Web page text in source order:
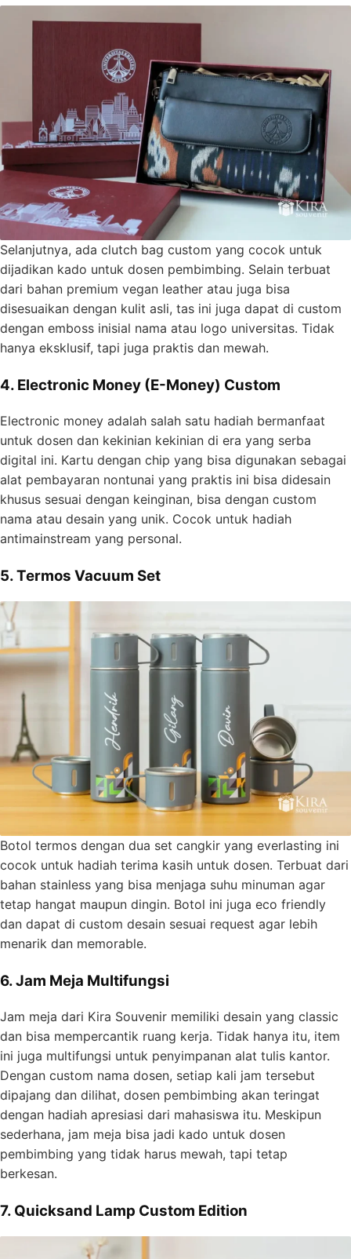
Selanjutnya, ada clutch bag custom yang cocok untuk
dijadikan kado untuk dosen pembimbing. Selain terbuat
dari bahan premium vegan leather atau juga bisa
disesuaikan dengan kulit asli, tas ini juga dapat di custom
dengan emboss inisial nama atau logo universitas. Tidak
hanya eksklusif, tapi juga praktis dan mewah.
4. Electronic Money (E-Money) Custom
Electronic money adalah salah satu hadiah bermanfaat
untuk dosen dan kekinian kekinian di era yang serba
digital ini. Kartu dengan chip yang bisa digunakan sebagai
alat pembayaran nontunai yang praktis ini bisa didesain
khusus sesuai dengan keinginan, bisa dengan custom
nama atau desain yang unik. Cocok untuk hadiah
antimainstream yang personal.
5. Termos Vacuum Set
Botol termos dengan dua set cangkir yang everlasting ini
cocok untuk hadiah terima kasih untuk dosen. Terbuat dari
bahan stainless yang bisa menjaga suhu minuman agar
tetap hangat maupun dingin. Botol ini juga eco friendly
dan dapat di custom desain sesuai request agar lebih
menarik dan memorable.
6. Jam Meja Multifungsi
Jam meja dari Kira Souvenir memiliki desain yang classic
dan bisa mempercantik ruang kerja. Tidak hanya itu, item
ini juga multifungsi untuk penyimpanan alat tulis kantor.
Dengan custom nama dosen, setiap kali jam tersebut
dipajang dan dilihat, dosen pembimbing akan teringat
dengan hadiah apresiasi dari mahasiswa itu. Meskipun
sederhana, jam meja bisa jadi kado untuk dosen
pembimbing yang tidak harus mewah, tapi tetap
berkesan.
7. Quicksand Lamp Custom Edition